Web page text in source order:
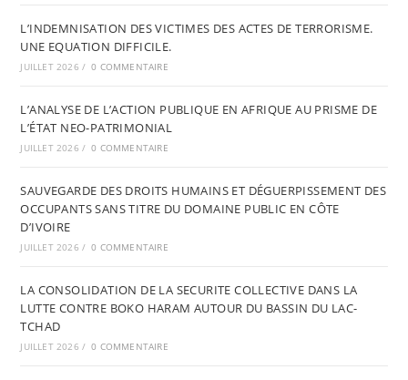
L’INDEMNISATION DES VICTIMES DES ACTES DE TERRORISME.
UNE EQUATION DIFFICILE.
JUILLET 2026 / 0 COMMENTAIRE
L’ANALYSE DE L’ACTION PUBLIQUE EN AFRIQUE AU PRISME DE
L’ÉTAT NEO-PATRIMONIAL
JUILLET 2026 / 0 COMMENTAIRE
SAUVEGARDE DES DROITS HUMAINS ET DÉGUERPISSEMENT DES
OCCUPANTS SANS TITRE DU DOMAINE PUBLIC EN CÔTE
D’IVOIRE
JUILLET 2026 / 0 COMMENTAIRE
LA CONSOLIDATION DE LA SECURITE COLLECTIVE DANS LA
LUTTE CONTRE BOKO HARAM AUTOUR DU BASSIN DU LAC-
TCHAD
JUILLET 2026 / 0 COMMENTAIRE